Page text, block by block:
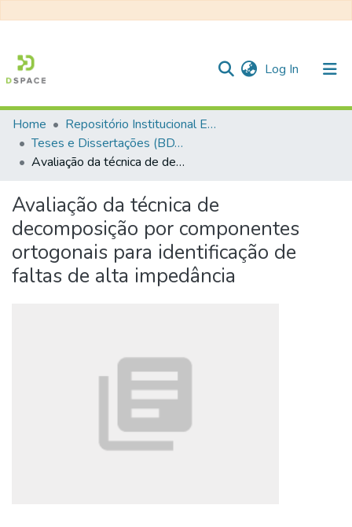
Log In (current)
Communities & Collections
All of DSpace
Statistics
Home
Repositório Institucional EESC
Teses e Dissertações (BDTD USP)
Avaliação da técnica de decomposição por componentes ortogonais para identificação de faltas de alta impedância
Avaliação da técnica de
decomposição por componentes
ortogonais para identificação de
faltas de alta impedância